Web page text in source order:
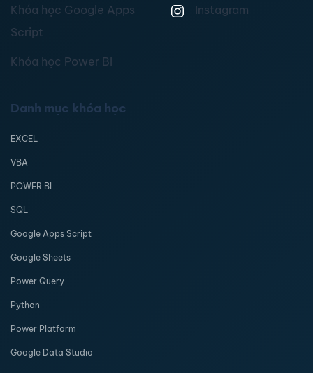
Khóa học Google Apps
Script
Khóa học Power BI
Instagram
Danh mục khóa học
EXCEL
VBA
POWER BI
SQL
Google Apps Script
Google Sheets
Power Query
Python
Power Platform
Google Data Studio